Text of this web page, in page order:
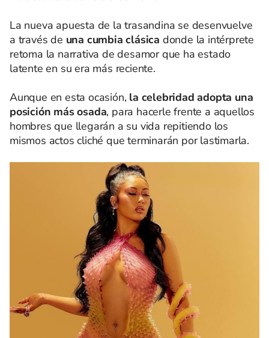
La nueva apuesta de la trasandina se desenvuelve
a través de una cumbia clásica donde la intérprete
retoma la narrativa de desamor que ha estado
latente en su era más reciente.
Aunque en esta ocasión, la celebridad adopta una
posición más osada, para hacerle frente a aquellos
hombres que llegarán a su vida repitiendo los
mismos actos cliché que terminarán por lastimarla.